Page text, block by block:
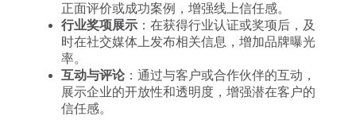
正面评价或成功案例，增强线上信任感。
行业奖项展示：在获得行业认证或奖项后，及
时在社交媒体上发布相关信息，增加品牌曝光
率。
互动与评论：通过与客户或合作伙伴的互动，
展示企业的开放性和透明度，增强潜在客户的
信任感。